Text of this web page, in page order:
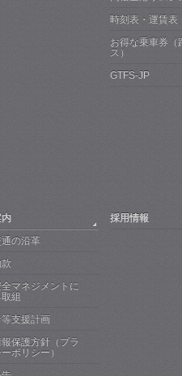
時刻表・運賃表
お得な乗車券（
ス）
GTFS-JP
通の沿革
マネジメントに
組
支援計画
保護方針（プラ
ポリシー）
採用情報